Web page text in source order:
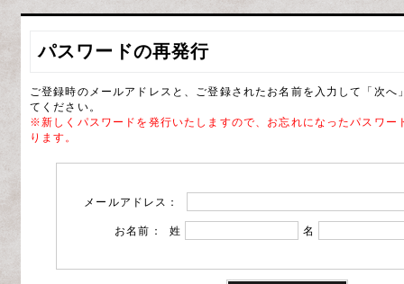
パスワードの再発行
ご登録時のメールアドレスと、ご登録されたお名前を入力して「次へ
てください。
※新しくパスワードを発行いたしますので、お忘れになったパスワー
ります。
メールアドレス：
お名前： 姓 名